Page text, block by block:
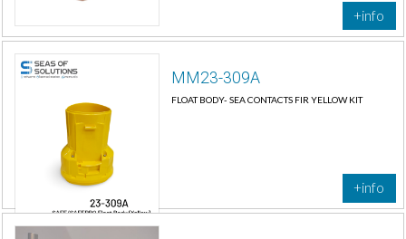
+info
MM23-309A
FLOAT BODY- SEA CONTACTS FIR YELLOW KIT
+info